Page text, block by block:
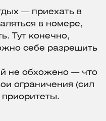
— приехать в
в номере,
Тут конечно,
себе разрешить
не обхожено — что
ограничения (сил
приоритеты.